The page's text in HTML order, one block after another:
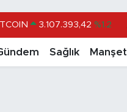
3.107.393,42 %1.2
DOLAR 47,7106 %0.17
EURO 55,1652 %0.27
Sağlık Manşet